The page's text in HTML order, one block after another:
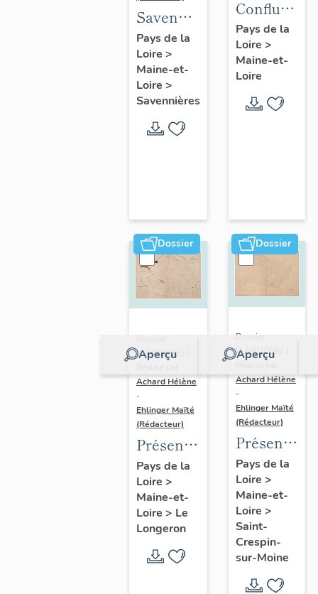
Savennières
:
présentation
de la
commune
Pays de la
Loire >
Maine-et-
Loire >
Savennières
Confluence
Maine-
Loire :
d'étude
Pays de la
Loire >
Maine-et-
Loire
Dossier
Aperçu
IA49010565 |
Achard Hélène
-
Ehlinger Maïté
(Rédacteur)
Présentation
du
patrimoine
industriel
de la
commune
du
Pays de la
Loire >
Maine-et-
Loire > Le
Longeron
Dossier
Aperçu
Dossier
IA49010581 |
Achard Hélène
-
Ehlinger Maïté
(Rédacteur)
du
patrimoine
industriel
de la
commune
de Saint-
Crespin-
Pays de la
Loire >
Maine-et-
Loire >
Saint-
Crespin-
sur-Moine